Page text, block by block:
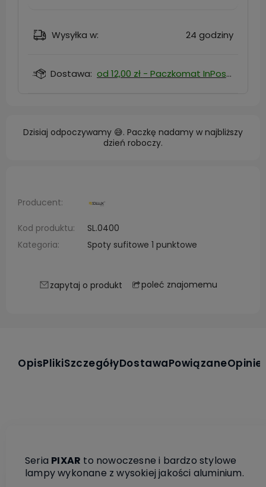
Wysyłka w: 24 godziny
Dostawa: od 12,00 zł - Paczkomat InPost
Dzisiaj odpoczywamy 😅. Paczkę nadamy w najbliższy
dzień roboczy.
Producent:
Kod produktu:
SL.0400
Kategoria:
Spoty sufitowe 1 punktowe
zapytaj o produkt poleć znajomemu
OpisPlikiSzczegółyDostawaPowiązaneOpinie
Seria PIXAR to nowoczesne i bardzo stylowe
lampy wykonane z wysokiej jakości aluminium.